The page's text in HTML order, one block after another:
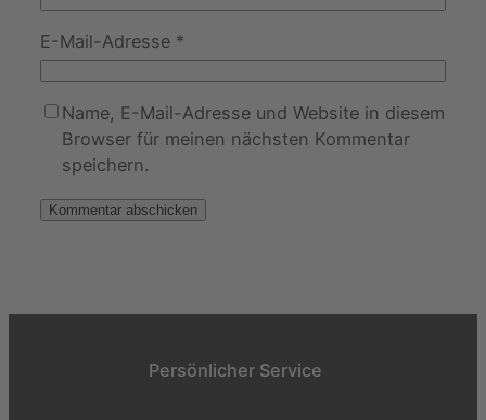
E-Mail-Adresse *
Name, E-Mail-Adresse und Website in diesem
Browser für meinen nächsten Kommentar
speichern.
Persönlicher Service